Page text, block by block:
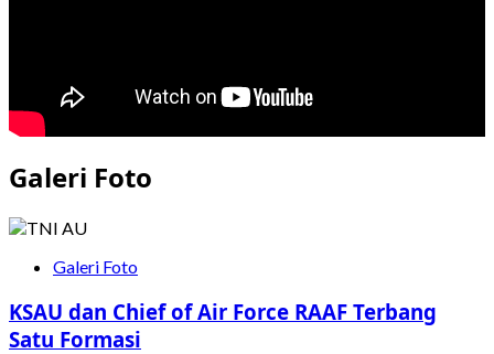
Galeri Foto
Galeri Foto
KSAU dan Chief of Air Force RAAF Terbang
Satu Formasi